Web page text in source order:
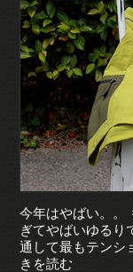
今年はやばい。。
ぎてやばいゆるり
通して最もテンシ
きを読む